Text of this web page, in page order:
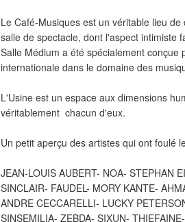
Le Café-Musiques est un véritable lieu
salle de spectacle, dont l'aspect intimiste
Salle Médium a été spécialement
internationale dans le domaine des
L'Usine est un espace aux dimensions
véritablement chacun d'eux.
Un petit aperçu des artistes qui ont foulé
JEAN-LOUIS AUBERT- NOA- STEPHAN
SINCLAIR- FAUDEL- MORY KANTE-
ANDRE CECCARELLI- LUCKY
SINSEMILIA- ZEBDA- SIXUN-